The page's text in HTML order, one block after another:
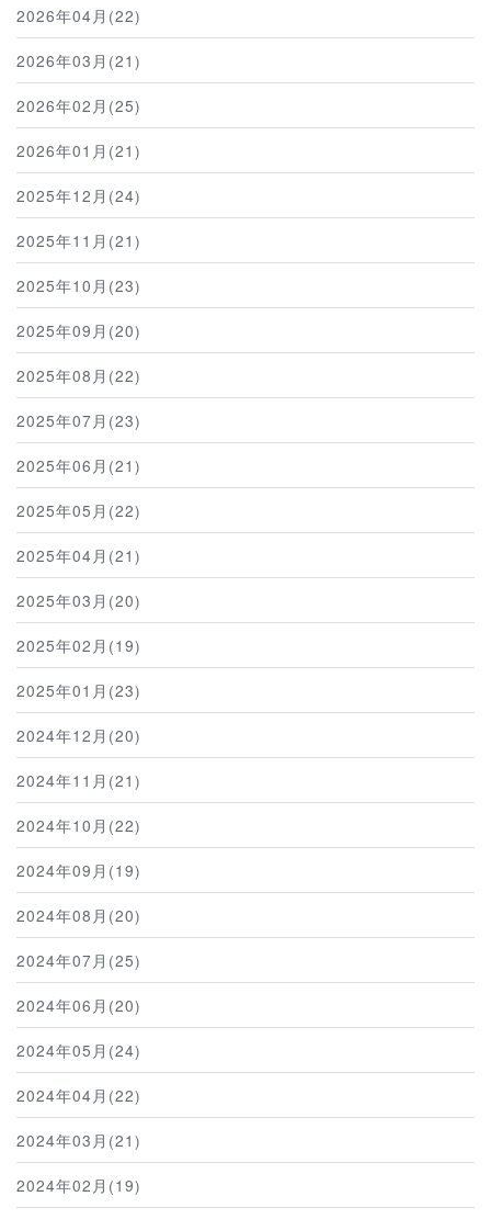
2026年04月(22)
2026年03月(21)
2026年02月(25)
2026年01月(21)
2025年12月(24)
2025年11月(21)
2025年10月(23)
2025年09月(20)
2025年08月(22)
2025年07月(23)
2025年06月(21)
2025年05月(22)
2025年04月(21)
2025年03月(20)
2025年02月(19)
2025年01月(23)
2024年12月(20)
2024年11月(21)
2024年10月(22)
2024年09月(19)
2024年08月(20)
2024年07月(25)
2024年06月(20)
2024年05月(24)
2024年04月(22)
2024年03月(21)
2024年02月(19)